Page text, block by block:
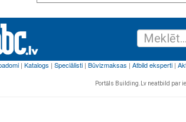
Portāls Building.Lv neatbild par